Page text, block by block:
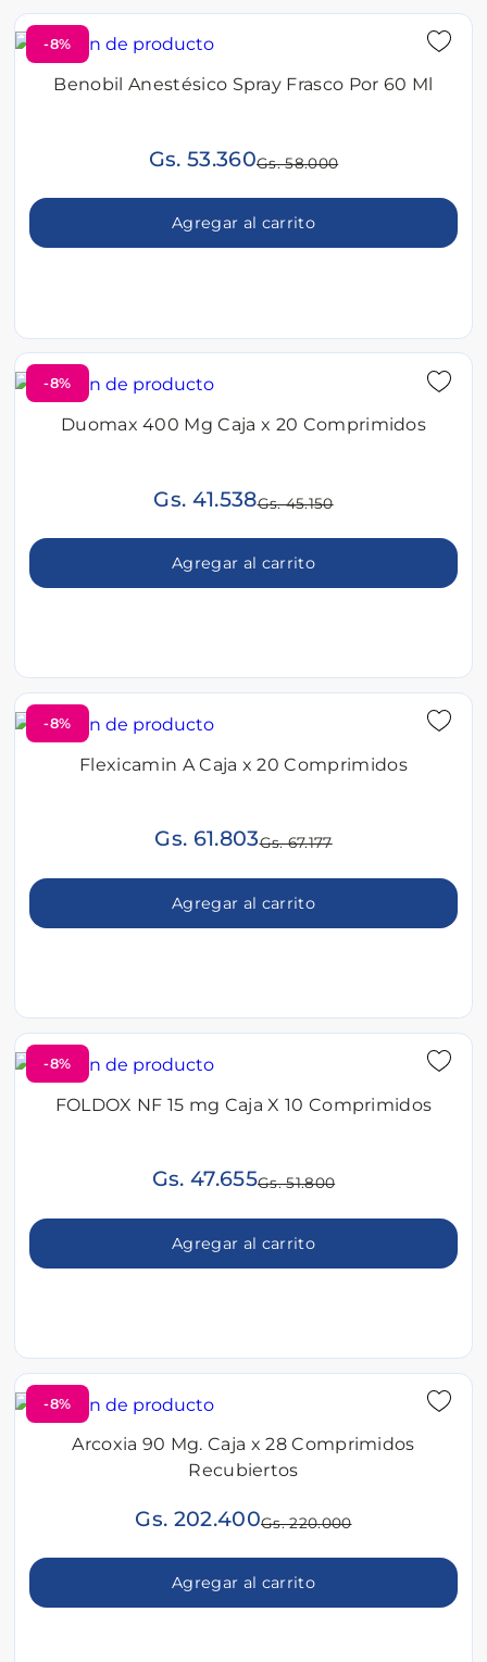
-8%
Benobil Anestésico Spray Frasco Por 60 Ml
Gs. 53.360Gs. 58.000
Agregar al carrito
-8%
Duomax 400 Mg Caja x 20 Comprimidos
Gs. 41.538Gs. 45.150
Agregar al carrito
-8%
Flexicamin A Caja x 20 Comprimidos
Gs. 61.803Gs. 67.177
Agregar al carrito
-8%
FOLDOX NF 15 mg Caja X 10 Comprimidos
Gs. 47.655Gs. 51.800
Agregar al carrito
-8%
Arcoxia 90 Mg. Caja x 28 Comprimidos
Recubiertos
Gs. 202.400Gs. 220.000
Agregar al carrito